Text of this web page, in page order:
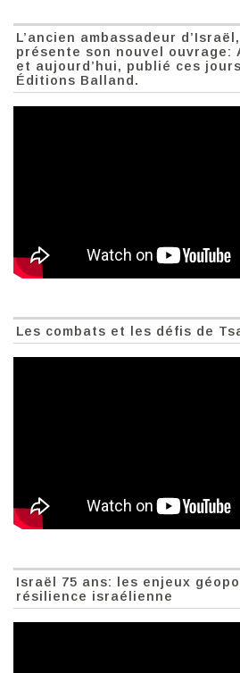
L’ancien ambassadeur
présente son nouvel ouvrage:
et aujourd’hui, publié ces
Éditions Balland.
Les combats et les défis de
Israël 75 ans: les enjeux
résilience israélienne